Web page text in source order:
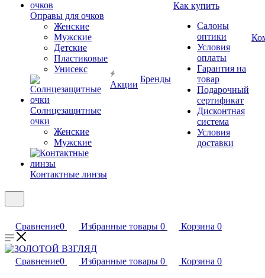
Оправы для очков
Женские
Мужские
Детские
Пластиковые
Унисекс
Солнцезащитные
очки
Женские
Мужские
Контактные линзы
Акции
Бренды
Как купить
Салоны
оптики
Условия
оплаты
Гарантия на
товар
Подарочный
сертификат
Дисконтная
система
Условия
доставки
Сравнение0 Избранные товары 0 Корзина 0
Сравнение0 Избранные товары 0 Корзина 0